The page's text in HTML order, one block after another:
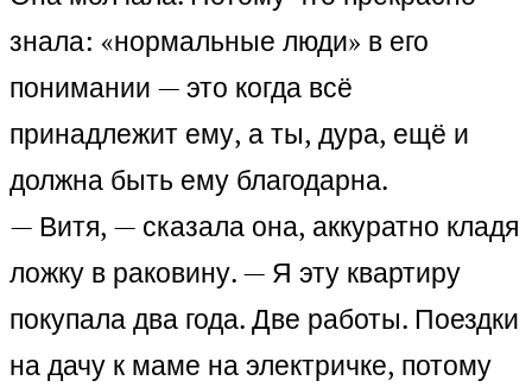
знала: «нормальные люди» в его
понимании — это когда всё
принадлежит ему, а ты, дура, ещё и
должна быть ему благодарна.
— Витя, — сказала она, аккуратно кладя
ложку в раковину. — Я эту квартиру
покупала два года. Две работы. Поездки
на дачу к маме на электричке, потому